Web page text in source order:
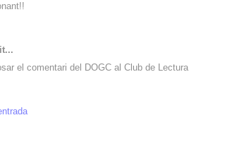
el comentari del DOGC al Club de Lectura